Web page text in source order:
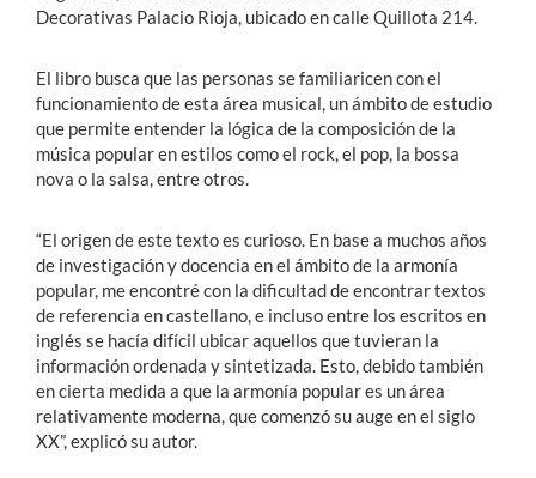
Decorativas Palacio Rioja, ubicado en calle Quillota 214.
El libro busca que las personas se familiaricen con el
funcionamiento de esta área musical, un ámbito de estudio
que permite entender la lógica de la composición de la
música popular en estilos como el rock, el pop, la bossa
nova o la salsa, entre otros.
“El origen de este texto es curioso. En base a muchos años
de investigación y docencia en el ámbito de la armonía
popular, me encontré con la dificultad de encontrar textos
de referencia en castellano, e incluso entre los escritos en
inglés se hacía difícil ubicar aquellos que tuvieran la
información ordenada y sintetizada. Esto, debido también
en cierta medida a que la armonía popular es un área
relativamente moderna, que comenzó su auge en el siglo
XX”, explicó su autor.